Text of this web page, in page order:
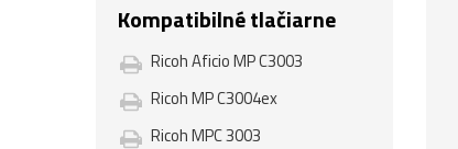
Kompatibilné tlačiarne
Ricoh Aficio MP C3003
Ricoh MP C3004ex
Ricoh MPC 3003